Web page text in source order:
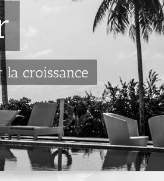
la croissance